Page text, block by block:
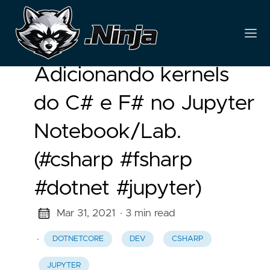
Adicionando kernels
do C# e F# no Jupyter
Notebook/Lab.
(#csharp #fsharp
#dotnet #jupyter)
Mar 31, 2021 · 3 min read
· DOTNETCORE DEV CSHARP
JUPYTER